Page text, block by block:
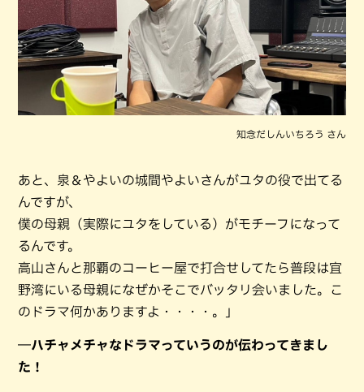
知念だしんいちろう さん
あと、泉＆やよいの城間やよいさんがユタの役で出てる
んですが、
僕の母親（実際にユタをしている）がモチーフになって
るんです。
高山さんと那覇のコーヒー屋で打合せしてたら普段は宜
野湾にいる母親になぜかそこでバッタリ会いました。こ
のドラマ何かありますよ・・・・。」
―ハチャメチャなドラマっていうのが伝わってきまし
た！